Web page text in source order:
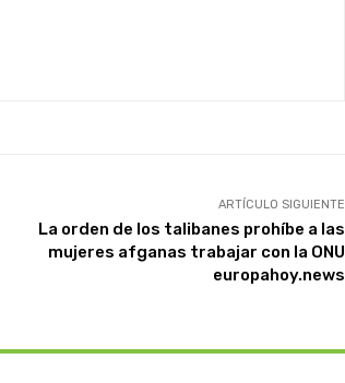
ARTÍCULO SIGUIENTE
La orden de los talibanes prohíbe a las
mujeres afganas trabajar con la ONU
europahoy.news